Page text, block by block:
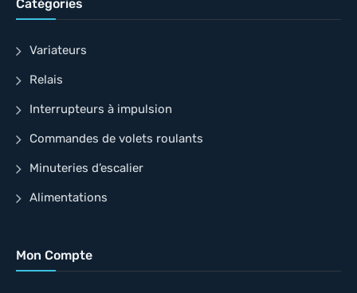
Catégories
Variateurs
Relais
Interrupteurs à impulsion
Commandes de volets roulants
Minuteries d’escalier
Alimentations
Mon Compte